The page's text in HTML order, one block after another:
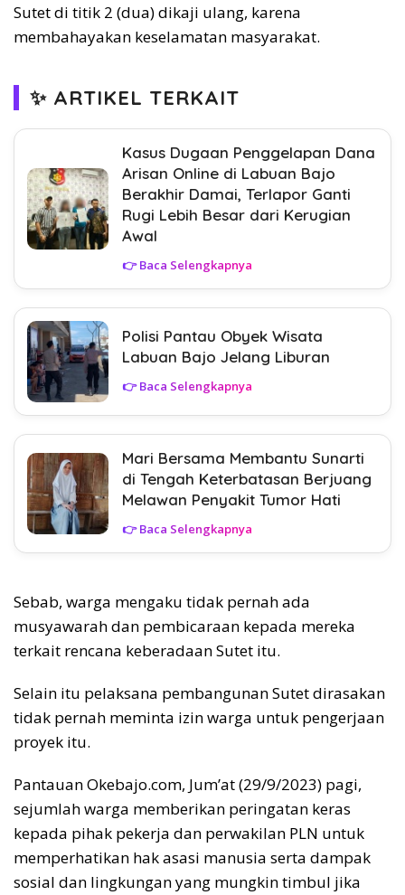
Sutet di titik 2 (dua) dikaji ulang, karena
membahayakan keselamatan masyarakat.
✨ ARTIKEL TERKAIT
Kasus Dugaan Penggelapan Dana
Arisan Online di Labuan Bajo
Berakhir Damai, Terlapor Ganti
Rugi Lebih Besar dari Kerugian
Awal
👉 Baca Selengkapnya
Polisi Pantau Obyek Wisata
Labuan Bajo Jelang Liburan
👉 Baca Selengkapnya
Mari Bersama Membantu Sunarti
di Tengah Keterbatasan Berjuang
Melawan Penyakit Tumor Hati
👉 Baca Selengkapnya
Sebab, warga mengaku tidak pernah ada
musyawarah dan pembicaraan kepada mereka
terkait rencana keberadaan Sutet itu.
Selain itu pelaksana pembangunan Sutet dirasakan
tidak pernah meminta izin warga untuk pengerjaan
proyek itu.
Pantauan Okebajo.com, Jum’at (29/9/2023) pagi,
sejumlah warga memberikan peringatan keras
kepada pihak pekerja dan perwakilan PLN untuk
memperhatikan hak asasi manusia serta dampak
sosial dan lingkungan yang mungkin timbul jika